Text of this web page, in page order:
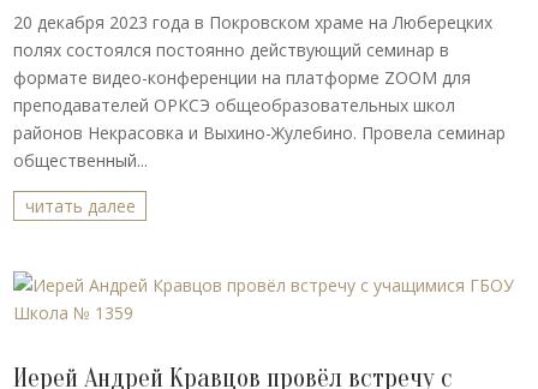
20 декабря 2023 года в Покровском храме на Люберецких
полях состоялся постоянно действующий семинар в
формате видео-конференции на платформе ZOOM для
преподавателей ОРКСЭ общеобразовательных школ
районов Некрасовка и Выхино-Жулебино. Провела семинар
общественный...
читать далее
Иерей Андрей Кравцов провёл встречу с